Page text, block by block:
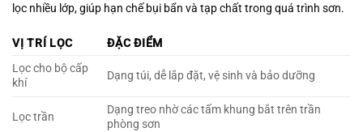
lọc nhiều lớp, giúp hạn chế bụi bẩn và tạp chất trong quá trình sơn.
VỊ TRÍ LỌC
ĐẶC ĐIỂM
Lọc cho bộ cấp
khí
Dạng túi, dễ lắp đặt, vệ sinh và bảo dưỡng
Lọc trần
Dạng treo nhờ các tấm khung bắt trên trần
phòng sơn